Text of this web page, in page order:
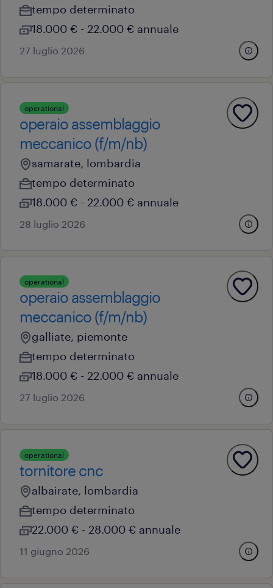
tempo determinato
18.000 € - 22.000 € annuale
27 luglio 2026
operational
operaio assemblaggio
meccanico (f/m/nb)
samarate, lombardia
tempo determinato
18.000 € - 22.000 € annuale
28 luglio 2026
operational
operaio assemblaggio
meccanico (f/m/nb)
galliate, piemonte
tempo determinato
18.000 € - 22.000 € annuale
27 luglio 2026
operational
tornitore cnc
albairate, lombardia
tempo determinato
22.000 € - 28.000 € annuale
11 giugno 2026